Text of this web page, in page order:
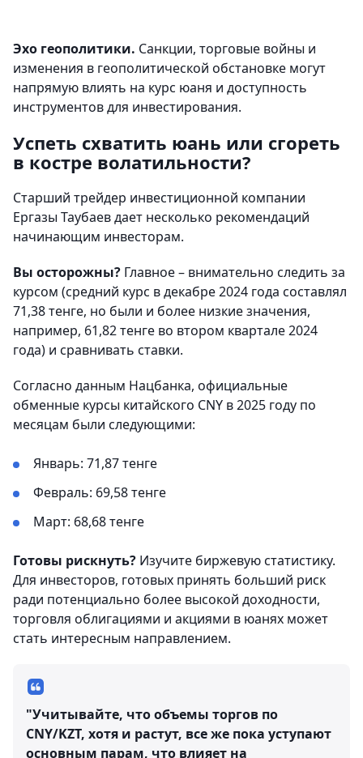
Эхо геополитики. Санкции, торговые войны и
изменения в геополитической обстановке могут
напрямую влиять на курс юаня и доступность
инструментов для инвестирования.
Успеть схватить юань или сгореть
в костре волатильности?
Старший трейдер инвестиционной компании
Ергазы Таубаев дает несколько рекомендаций
начинающим инвесторам.
Вы осторожны? Главное – внимательно следить за
курсом (средний курс в декабре 2024 года составлял
71,38 тенге, но были и более низкие значения,
например, 61,82 тенге во втором квартале 2024
года) и сравнивать ставки.
Согласно данным Нацбанка, официальные
обменные курсы китайского CNY в 2025 году по
месяцам были следующими:
Январь: 71,87 тенге
Февраль: 69,58 тенге
Март: 68,68 тенге
Готовы рискнуть? Изучите биржевую статистику.
Для инвесторов, готовых принять больший риск
ради потенциально более высокой доходности,
торговля облигациями и акциями в юанях может
стать интересным направлением.
"Учитывайте, что объемы торгов по
CNY/KZT, хотя и растут, все же пока уступают
основным парам, что влияет на